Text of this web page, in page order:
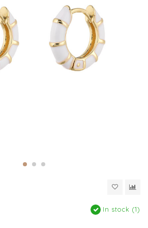
In stock (1)